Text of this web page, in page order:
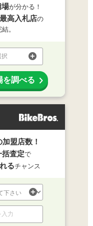
場が分かる！
最高入札店の
。
択
を調べる
盟店数！
括査定で
るチャンス